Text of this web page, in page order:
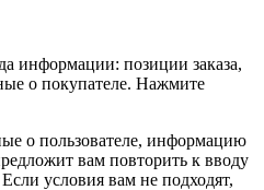
информации: позиции заказа,
о покупателе. Нажмите
о пользователе, информацию
вам повторить к вводу
условия вам не подходят,